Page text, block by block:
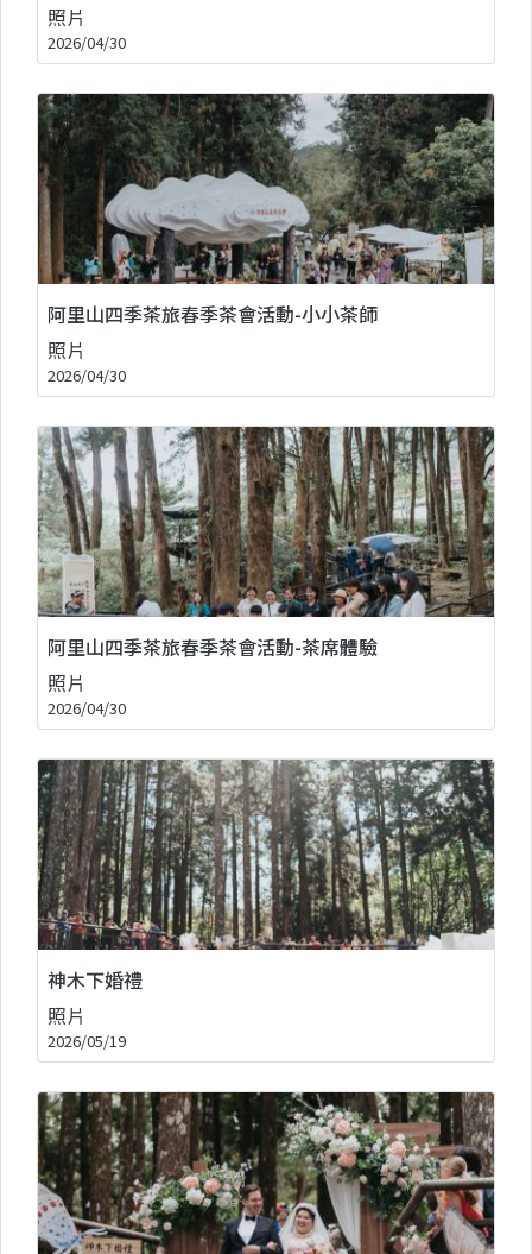
照片
2026/04/30
阿里山四季茶旅春季茶會活動-小小茶師
照片
2026/04/30
阿里山四季茶旅春季茶會活動-茶席體驗
照片
2026/04/30
神木下婚禮
照片
2026/05/19